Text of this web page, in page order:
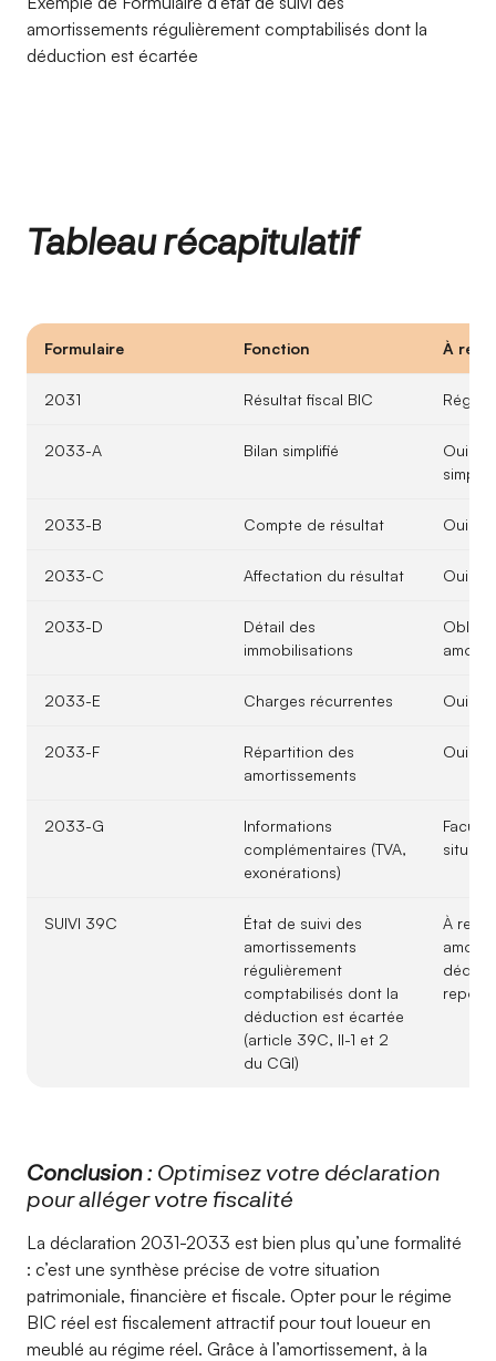
amortissements régulièrement comptabilisés dont la
déduction est écartée
Tableau récapitulatif
Formulaire Fonction À
2031 Résultat fiscal BIC
2033-A Bilan simplifié
Oui
2033-B Compte de résultat Oui
2033-C Affectation du résultat Oui
2033-D
Détail des
immobilisations
2033-E Charges récurrentes Oui
2033-F
Répartition des
amortissements
Oui
2033-G
Informations
complémentaires (TVA,
exonérations)
SUIVI 39C
État de suivi des
amortissements
régulièrement
comptabilisés dont la
déduction est écartée
(article 39C, II-1 et 2
du CGI)
À
Conclusion: Optimisez votre déclaration
pour alléger votre fiscalité
La déclaration 2031-2033 est bien plus qu’une formalité
: c’est une synthèse précise de votre situation
patrimoniale, financière et fiscale. Opter pour le régime
BIC réel est fiscalement attractif pour tout loueur en
meublé au régime réel. Grâce à l’amortissement, à la